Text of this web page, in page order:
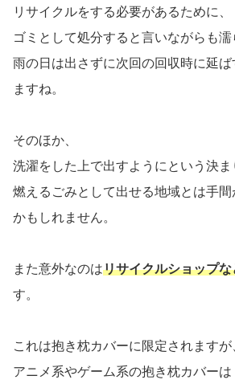
リサイクルをする必要があるために、
ゴミとして処分すると言いながらも濡
雨の日は出さずに次回の回収時に延
ますね。
そのほか、
洗濯をした上で出すようにという決ま
燃えるごみとして出せる地域とは手
かもしれません。
また意外なのはリサイクルショップ
す。
これは抱き枕カバーに限定されますが
アニメ系やゲーム系の抱き枕カバーは